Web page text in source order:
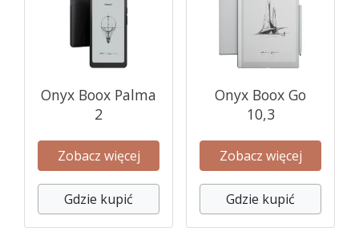
Onyx Boox Palma
2
Zobacz więcej
Gdzie kupić
Onyx Boox Go
10,3
Zobacz więcej
Gdzie kupić